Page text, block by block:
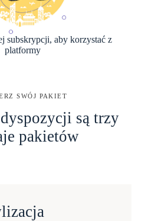
subskrypcji, aby korzystać z
platformy
SWÓJ PAKIET
są trzy
pakietów